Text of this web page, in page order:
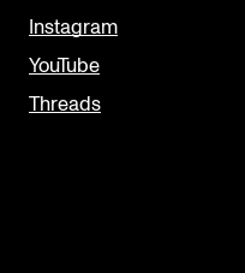
Instagram
YouTube
Threads